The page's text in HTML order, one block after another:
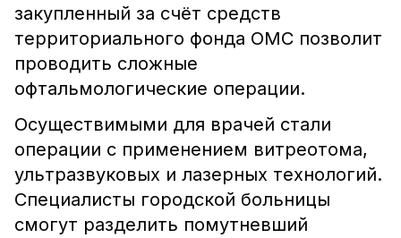
закупленный за счёт средств
территориального фонда ОМС позволит
проводить сложные
офтальмологические операции.
Осуществимыми для врачей стали
операции с применением витреотома,
ультразвуковых и лазерных технологий.
Специалисты городской больницы
смогут разделить помутневший